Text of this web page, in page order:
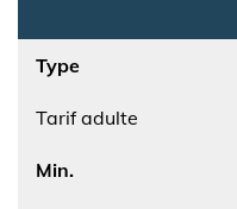
Type
Tarif adulte
Min.